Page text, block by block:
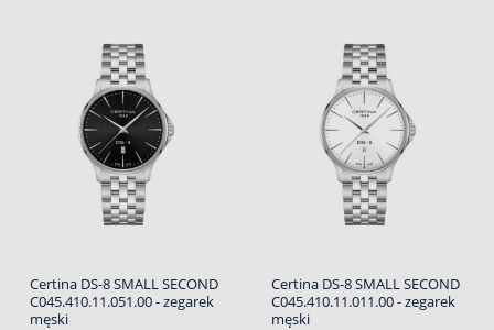
Certina DS-8 SMALL SECOND
C045.410.11.051.00 - zegarek
męski
Certina DS-8 SMALL SECOND
C045.410.11.011.00 - zegarek
męski